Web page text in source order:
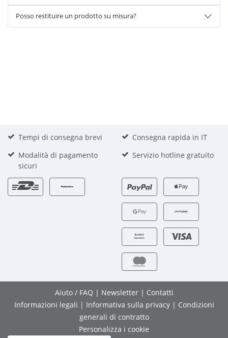
Posso restituire un prodotto su misura?
Tempi di consegna brevi
Consegna rapida in IT
Modalità di pagamento
sicuri
Servizio hotline gratuito
Aiuto / FAQ | Newsletter | Contatti
Informazioni legali | Informativa sulla privacy | Condizioni
generali di contratto
Personalizza i cookie